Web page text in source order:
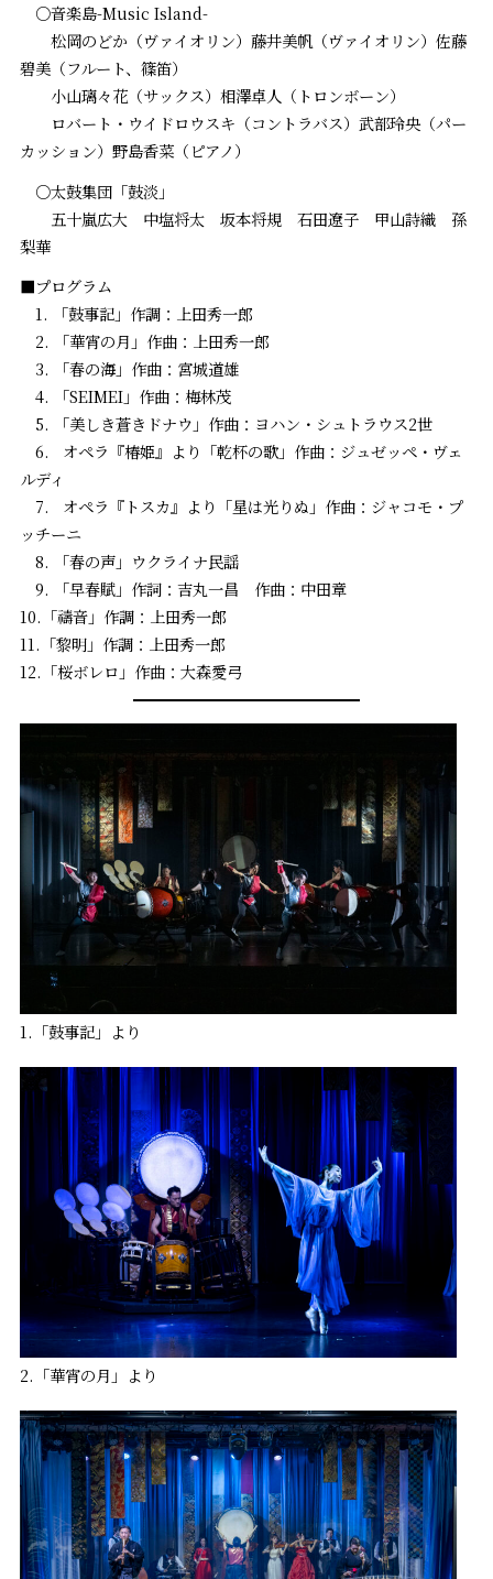
○音楽島-Music Island-
松岡のどか（ヴァイオリン）藤井美帆（ヴァイオリン）佐藤
碧美（フルート、篠笛）
小山璃々花（サックス）相澤卓人（トロンボーン）
ロバート・ウイドロウスキ（コントラバス）武部玲央（パー
カッション）野島香菜（ピアノ）
○太鼓集団「鼓淡」
五十嵐広大 中塩将太 坂本将規 石田遼子 甲山詩織 孫
梨華
■プログラム
1. 「鼓事記」作調：上田秀一郎
2. 「華宵の月」作曲：上田秀一郎
3. 「春の海」作曲：宮城道雄
4. 「SEIMEI」作曲：梅林茂
5. 「美しき蒼きドナウ」作曲：ヨハン・シュトラウス2世
6. オペラ『椿姫』より「乾杯の歌」作曲：ジュゼッペ・ヴェ
ルディ
7. オペラ『トスカ』より「星は光りぬ」作曲：ジャコモ・プ
ッチーニ
8. 「春の声」ウクライナ民謡
9. 「早春賦」作詞：吉丸一昌 作曲：中田章
10.「禱音」作調：上田秀一郎
11.「黎明」作調：上田秀一郎
12.「桜ボレロ」作曲：大森愛弓
1.「鼓事記」より
2.「華宵の月」より